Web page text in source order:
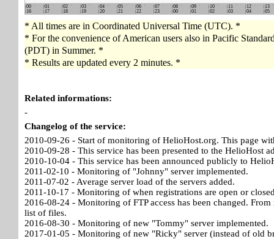
00 01 02 03 04 05 06 07 08 09 10 11 12
13
16
17 18 19 20 21 22 23 00 01 02 03 04 05
* All times are in Coordinated Universal Time (UTC). *
* For the convenience of American users also in Pacific
(PDT) in Summer. *
* Results are updated every 2 minutes. *
Related informations:
-
Changelog of the service:
2010-09-26 - Start of monitoring of HelioHost.org. This page
2010-09-28 - This service has been presented to the HelioHost
2010-10-04 - This service has been announced publicly to
2011-02-10 - Monitoring of "Johnny" server implemented.
2011-07-02 - Average server load of the servers added.
2011-10-17 - Monitoring of when registrations are open or
2016-08-24 - Monitoring of FTP access has been changed.
list of files.
2016-08-30 - Monitoring of new "Tommy" server implemented.
2017-01-05 - Monitoring of new "Ricky" server (instead of old